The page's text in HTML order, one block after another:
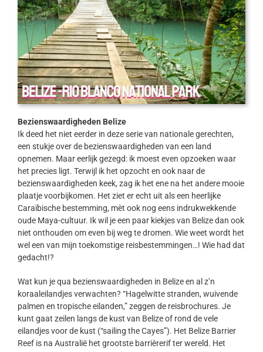
Bezienswaardigheden Belize
Ik deed het niet eerder in deze serie van nationale gerechten,
een stukje over de bezienswaardigheden van een land
opnemen. Maar eerlijk gezegd: ik moest even opzoeken waar
het precies ligt. Terwijl ik het opzocht en ook naar de
bezienswaardigheden keek, zag ik het ene na het andere mooie
plaatje voorbijkomen. Het ziet er echt uit als een heerlijke
Caraïbische bestemming, mèt ook nog eens indrukwekkende
oude Maya-cultuur. Ik wil je een paar kiekjes van Belize dan ook
niet onthouden om even bij weg te dromen. Wie weet wordt het
wel een van mijn toekomstige reisbestemmingen…! Wie had dat
gedacht!?
Wat kun je qua bezienswaardigheden in Belize en al z’n
koraaleilandjes verwachten? “Hagelwitte stranden, wuivende
palmen en tropische eilanden,” zeggen de reisbrochures. Je
kunt gaat zeilen langs de kust van Belize of rond de vele
eilandjes voor de kust (“sailing the Cayes”). Het Belize Barrier
Reef is na Australië het grootste barrièrerif ter wereld. Het